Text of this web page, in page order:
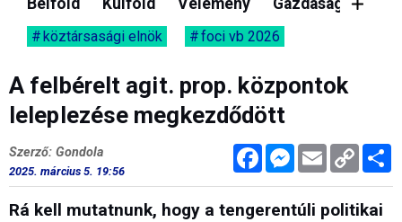
Belföld Külföld Vélemény Gazdaság
köztársasági elnök foci vb 2026
A felbérelt agit. prop. központok
leleplezése megkezdődött
FacebookMessenger
Email Copy
Link
Szerző: Gondola
2025. március 5. 19:56
Rá kell mutatnunk, hogy a tengerentúli politikai